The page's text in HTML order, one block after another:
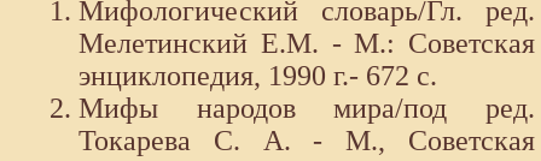
Мифологический словарь/Гл. ред.
Мелетинский Е.М. - М.: Советская
энциклопедия, 1990 г.- 672 с.
Мифы народов мира/под ред.
Токарева С. А. - М., Советская